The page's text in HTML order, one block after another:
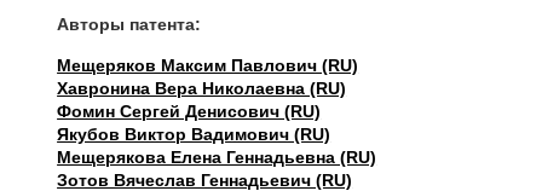
Авторы патента:
Мещеряков Максим Павлович (RU)
Хавронина Вера Николаевна (RU)
Фомин Сергей Денисович (RU)
Якубов Виктор Вадимович (RU)
Мещерякова Елена Геннадьевна (RU)
Зотов Вячеслав Геннадьевич (RU)